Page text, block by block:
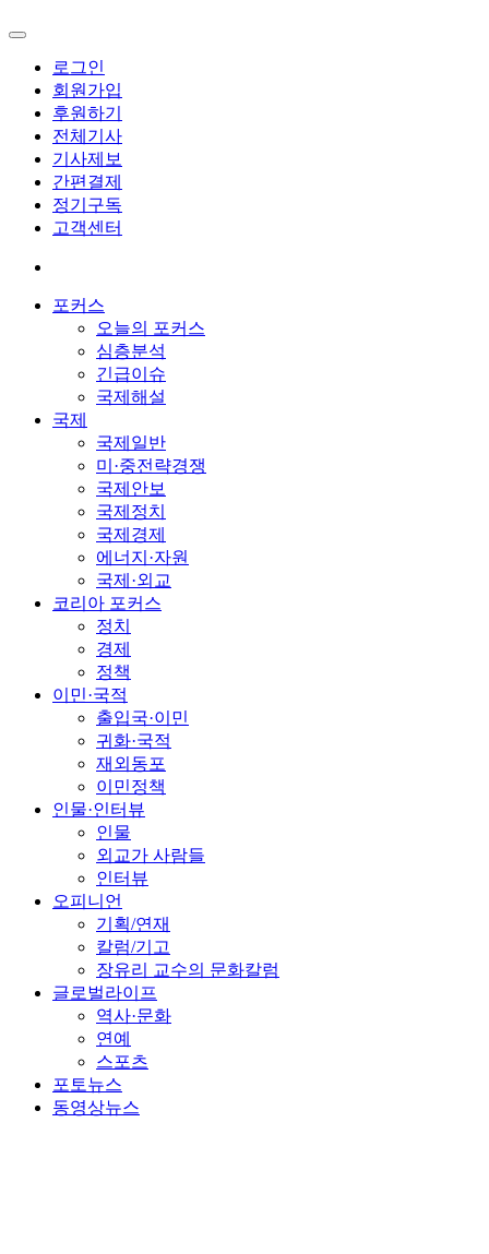
로그인
회원가입
후원하기
전체기사
기사제보
간편결제
정기구독
고객센터
포커스
오늘의 포커스
심층분석
긴급이슈
국제해설
국제
국제일반
미·중전략경쟁
국제안보
국제정치
국제경제
에너지·자원
국제·외교
코리아 포커스
정치
경제
정책
이민·국적
출입국·이민
귀화·국적
재외동포
이민정책
인물·인터뷰
인물
외교가 사람들
인터뷰
오피니언
기획/연재
칼럼/기고
장유리 교수의 문화칼럼
글로벌라이프
역사·문화
연예
스포츠
포토뉴스
동영상뉴스